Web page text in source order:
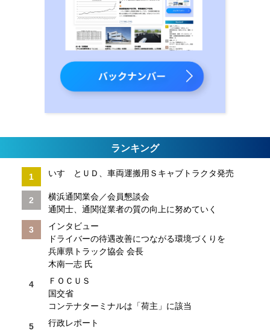
ランキング
いすゞとＵＤ、車両運搬用Ｓキャブトラクタ発売
横浜通関業会／会員懇談会
通関士、通関従業者の質の向上に努めていく
インタビュー
ドライバーの待遇改善につながる環境づくりを
兵庫県トラック協会 会長
木南一志 氏
ＦＯＣＵＳ
国交省
コンテナターミナルは「荷主」に該当
行政レポート